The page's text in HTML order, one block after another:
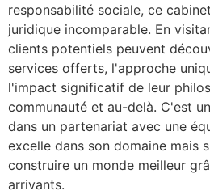
responsabilité sociale, ce
juridique incomparable. En
clients potentiels peuvent
services offerts, l'approche
l'impact significatif de leur
communauté et au-delà. C'est
dans un partenariat avec une
excelle dans son domaine mais
construire un monde meilleur
arrivants.